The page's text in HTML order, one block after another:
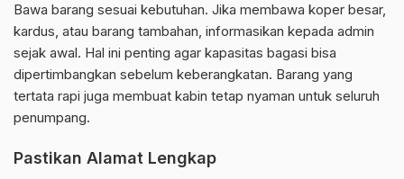
Bawa barang sesuai kebutuhan. Jika membawa koper besar,
kardus, atau barang tambahan, informasikan kepada admin
sejak awal. Hal ini penting agar kapasitas bagasi bisa
dipertimbangkan sebelum keberangkatan. Barang yang
tertata rapi juga membuat kabin tetap nyaman untuk seluruh
penumpang.
Pastikan Alamat Lengkap